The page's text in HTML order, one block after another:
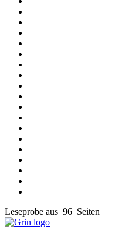
Leseprobe aus 96 Seiten